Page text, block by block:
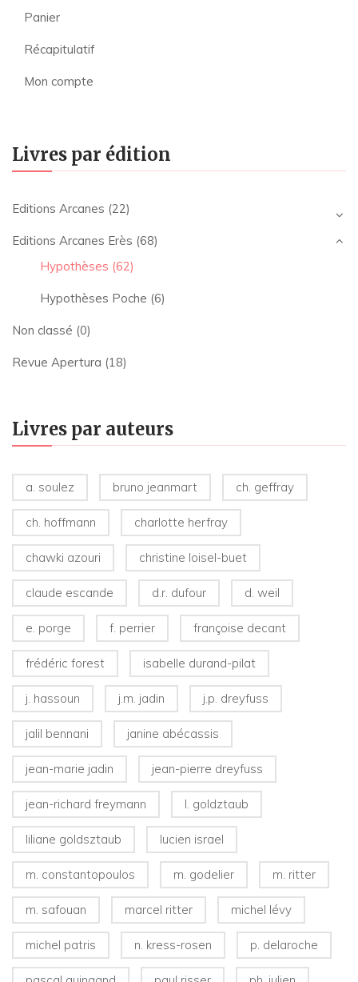
Panier
Récapitulatif
Mon compte
Livres par édition
Editions Arcanes (22)
Editions Arcanes Erès (68)
Hypothèses (62)
Hypothèses Poche (6)
Non classé (0)
Revue Apertura (18)
Livres par auteurs
a. soulez bruno jeanmart ch. geffray
ch. hoffmann charlotte herfray
chawki azouri christine loisel-buet
claude escande d.r. dufour d. weil
e. porge f. perrier françoise decant
frédéric forest isabelle durand-pilat
j. hassoun j.m. jadin j.p. dreyfuss
jalil bennani janine abécassis
jean-marie jadin jean-pierre dreyfuss
jean-richard freymann l. goldztaub
liliane goldsztaub lucien israel
m. constantopoulos m. godelier m. ritter
m. safouan marcel ritter michel lévy
michel patris n. kress-rosen p. delaroche